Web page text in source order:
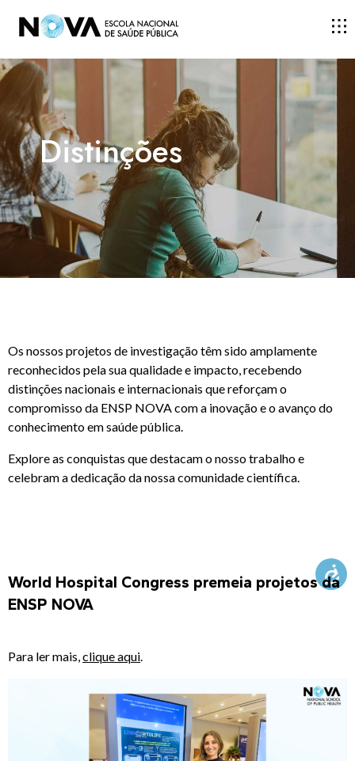
ESCOLA
ENSINO
INVESTIGAÇÃO
DOCENTES E INVESTIGADORES
KNOWLEDGE CENTERS
CENTROS COLABORADORES OMS
Distinções
Os nossos projetos de investigação têm sido amplamente
reconhecidos pela sua qualidade e impacto, recebendo
distinções nacionais e internacionais que reforçam o
compromisso da ENSP NOVA com a inovação e o avanço do
conhecimento em saúde pública.
Explore as conquistas que destacam o nosso trabalho e
celebram a dedicação da nossa comunidade científica.
World Hospital Congress premeia projetos da
ENSP NOVA
Para ler mais,clique aqui.